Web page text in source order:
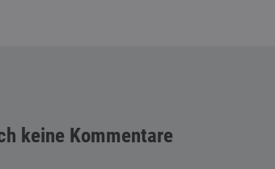
keine Kommentare